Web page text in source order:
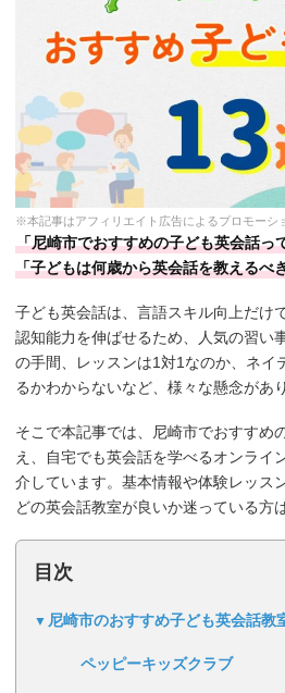
※本記事はアフィリエイト広告によるプロモーシ
「尼崎市でおすすめの子ども英会話っ
「子どもは何歳から英会話を教えるべ
子ども英会話は、言語スキル向上だけ
認知能力を伸ばせるため、人気の習い
の手間、レッスンは1対1なのか、ネイ
るかわからないなど、様々な懸念があ
そこで本記事では、尼崎市でおすすめ
え、自宅でも英会話を学べるオンライ
介しています。基本情報や体験レッス
どの英会話教室が良いか迷っている方
目次
尼崎市のおすすめ子ども英会話教
ペッピーキッズクラブ